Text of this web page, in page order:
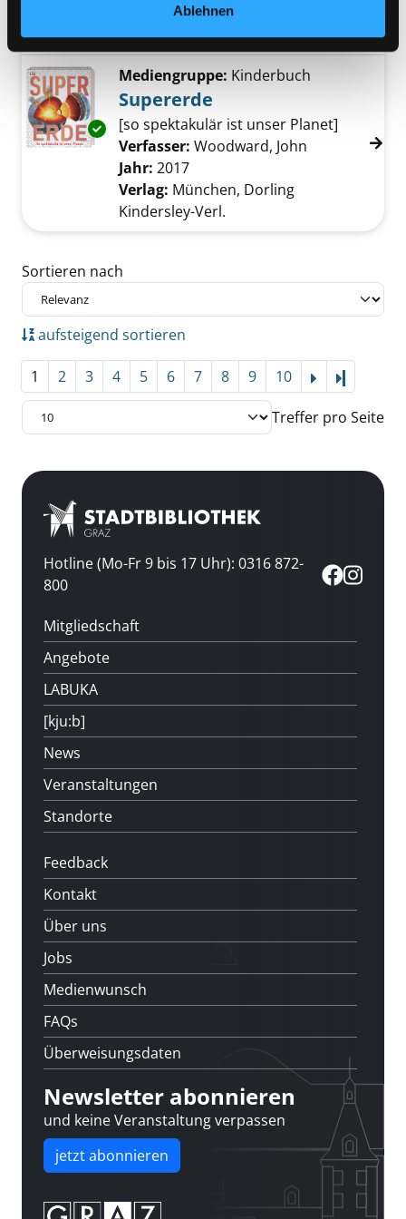
Ablehnen
Potsdam, 7Hill-Verl.
Reihe:Wissen mit Pfiff
Exemplar-Details von Supererde anzeigen
Mediengruppe: Kinderbuch
Supererde
[so spektakulär ist unser Planet]
Verfasser: Woodward, John Suche nach
Jahr: 2017
Verlag: München, Dorling
Kindersley-Verl.
Zu den Suchfiltern springen
Sortieren nach
aufsteigend sortieren
1 2 3 4 5 6 7 8 9 10
Treffer pro Seite
Hotline (Mo-Fr 9 bis 17 Uhr): 0316 872-
800
Mitgliedschaft
Angebote
LABUKA
[kju:b]
News
Veranstaltungen
Standorte
Feedback
Kontakt
Über uns
Jobs
Medienwunsch
FAQs
Überweisungsdaten
Newsletter abonnieren
und keine Veranstaltung verpassen
jetzt abonnieren